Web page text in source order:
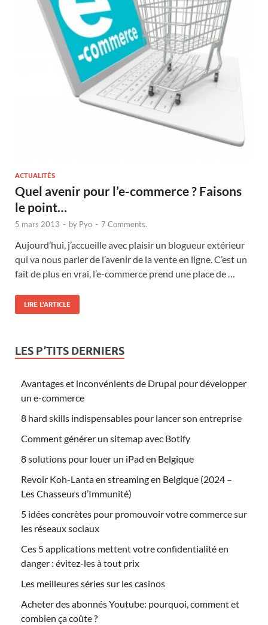
ACTUALITÉS
Quel avenir pour l’e-commerce ? Faisons
le point…
5 mars 2013 - by Pyo - 7 Comments.
Aujourd’hui, j’accueille avec plaisir un blogueur extérieur
qui va nous parler de l’avenir de la vente en ligne. C’est un
fait de plus en vrai, l’e-commerce prend une place de …
LIRE L'ARTICLE
LES P’TITS DERNIERS
Avantages et inconvénients de Drupal pour développer
un e-commerce
8 hard skills indispensables pour lancer son entreprise
Comment générer un sitemap avec Botify
8 solutions pour louer un iPad en Belgique
Revoir Koh-Lanta en streaming en Belgique (2024 –
Les Chasseurs d’Immunité)
5 idées concrètes pour promouvoir votre commerce sur
les réseaux sociaux
Ces 5 applications mettent votre confidentialité en
danger : évitez-les à tout prix
Les meilleures séries sur les casinos
Acheter des abonnés Youtube: pourquoi, comment et
combien ça coûte ?